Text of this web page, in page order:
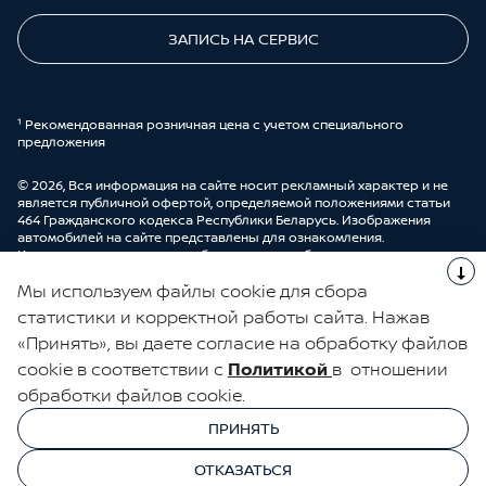
ЗАПИСЬ НА СЕРВИС
¹ Рекомендованная розничная цена с учетом специального
предложения
© 2026, Вся информация на сайте носит рекламный характер и не
является публичной офертой, определяемой положениями статьи
464 Гражданского кодекса Республики Беларусь. Изображения
автомобилей на сайте представлены для ознакомления.
Комплектации и цены могут быть изменены без предварительного
автоцентре ООО “ДрайвМоторс”.
ЭЛЕКТРОННАЯ КНИГА ОТЗЫВОВ
© 2026, УНП 191111259
ООО "ДрайвМоторс"
УНП 191111259 ООО "ДрайвМоторс"
Мы используем файлы cookie для сбора
статистики и корректной работы сайта. Нажав
«Принять», вы даете согласие на обработку файлов
cookie в соответствии с Политикой в отношении
обработки файлов cookie.
ПРИНЯТЬ
ОТКАЗАТЬСЯ